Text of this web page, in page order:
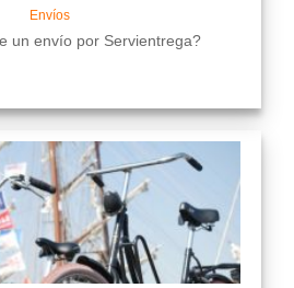
Envíos
un envío por Servientrega?